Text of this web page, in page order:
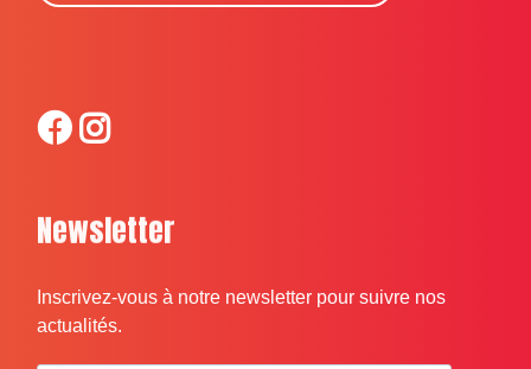
Newsletter
Inscrivez-vous à notre newsletter pour suivre nos
actualités.